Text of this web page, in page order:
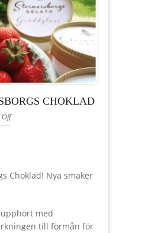
CHOKLAD
Off
Choklad! Nya smaker
upphört med
till förmån för